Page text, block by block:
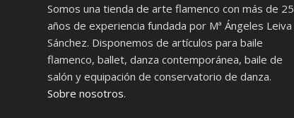
Somos una tienda de arte flamenco con más de 25
años de experiencia fundada por Mª Ángeles Leiva
Sánchez. Disponemos de artículos para baile
flamenco, ballet, danza contemporánea, baile de
salón y equipación de conservatorio de danza.
Sobre nosotros.